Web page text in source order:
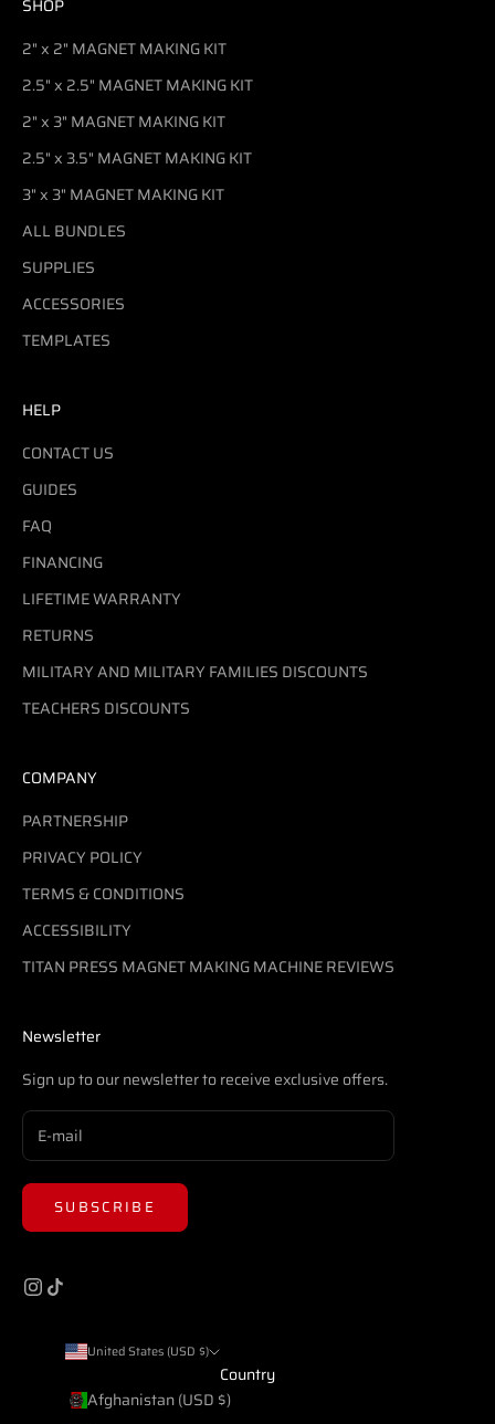
SHOP
2" x 2" MAGNET MAKING KIT
2.5" x 2.5" MAGNET MAKING KIT
2" x 3" MAGNET MAKING KIT
2.5" x 3.5" MAGNET MAKING KIT
3" x 3" MAGNET MAKING KIT
ALL BUNDLES
SUPPLIES
ACCESSORIES
TEMPLATES
HELP
CONTACT US
GUIDES
FAQ
FINANCING
LIFETIME WARRANTY
RETURNS
MILITARY AND MILITARY FAMILIES DISCOUNTS
TEACHERS DISCOUNTS
COMPANY
PARTNERSHIP
PRIVACY POLICY
TERMS & CONDITIONS
ACCESSIBILITY
TITAN PRESS MAGNET MAKING MACHINE REVIEWS
Newsletter
Sign up to our newsletter to receive exclusive offers.
SUBSCRIBE
United States (USD $)
Country
Afghanistan (USD $)